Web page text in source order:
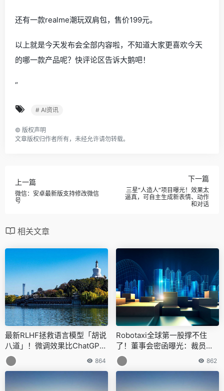
还有一款realme潮玩双肩包，售价199元。
以上就是今天发布会全部内容啦，不知道大家更喜欢今天
的哪一款产品呢？快评论区告诉大鹅吧！
“
# AI资讯
© 版权声明
文章版权归作者所有，未经允许请勿转载。
上一篇
微信：安卓最新版支持修改微信
号
下一篇
三星“人造人”项目曝光！效果太
逼真，可自主生成新表情、动作
和对话
相关文章
最新RLHF拯救语言模型「胡说
八道」！微调效果比ChatGPT
更好，两名华人共同一作
864
Robotaxi全球第一股撑不住
了！董事会密函曝光：裁员砍
福利变卖业务，考虑卖身苹果
微软
862